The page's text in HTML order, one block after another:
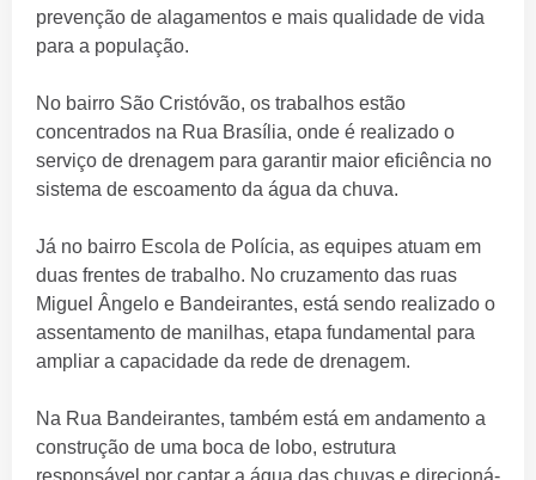
prevenção de alagamentos e mais qualidade de vida
para a população.
No bairro São Cristóvão, os trabalhos estão
concentrados na Rua Brasília, onde é realizado o
serviço de drenagem para garantir maior eficiência no
sistema de escoamento da água da chuva.
Já no bairro Escola de Polícia, as equipes atuam em
duas frentes de trabalho. No cruzamento das ruas
Miguel Ângelo e Bandeirantes, está sendo realizado o
assentamento de manilhas, etapa fundamental para
ampliar a capacidade da rede de drenagem.
Na Rua Bandeirantes, também está em andamento a
construção de uma boca de lobo, estrutura
responsável por captar a água das chuvas e direcioná-